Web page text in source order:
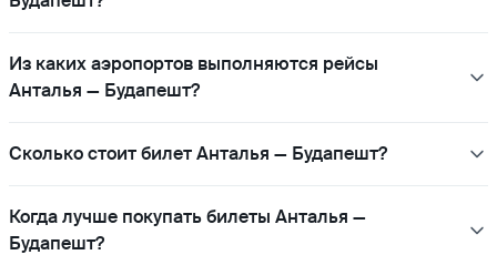
Из каких аэропортов выполняются рейсы
Анталья — Будапешт?
Сколько стоит билет Анталья — Будапешт?
Когда лучше покупать билеты Анталья —
Будапешт?